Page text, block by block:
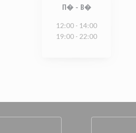
П�- В�
12:00 - 14:00
19:00 - 22:00